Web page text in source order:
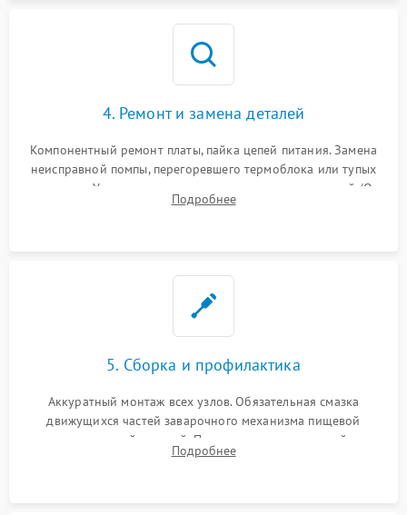
4. Ремонт и замена деталей
Компонентный ремонт платы, пайка цепей питания. Замена
неисправной помпы, перегоревшего термоблока или тупых
жерновов. Установка новых силиконовых уплотнителей (O-
ring) и тефлоновых трубок для надежного устранения
Подробнее
5. Сборка и профилактика
Аккуратный монтаж всех узлов. Обязательная смазка
движущихся частей заварочного механизма пищевой
силиконовой смазкой. Проведение программной
декальцинации и очистки системы от кофейных масел.
Подробнее